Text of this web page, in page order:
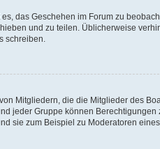
das Geschehen im Forum zu
und zu teilen. Üblicherweise
schreiben.
Mitgliedern, die die Mitglieder des
jeder Gruppe können
sie zum Beispiel zu Moderatoren